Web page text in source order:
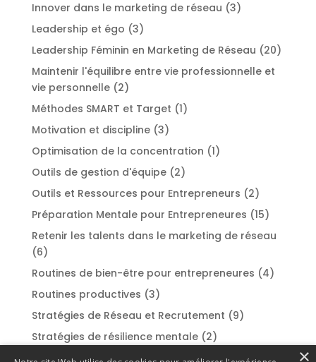
Innover dans le marketing de réseau (3)
Leadership et égo (3)
Leadership Féminin en Marketing de Réseau (20)
Maintenir l'équilibre entre vie professionnelle et
vie personnelle(2)
Méthodes SMART et Target (1)
Motivation et discipline(3)
Optimisation de la concentration (1)
Outils de gestion d'équipe(2)
Outils et Ressources pour Entrepreneurs (2)
Préparation Mentale pour Entrepreneures (15)
Retenir les talents dans le marketing de réseau
(6)
Routines de bien-être pour entrepreneures (4)
Routines productives (3)
Stratégies de Réseau et Recrutement (9)
Stratégies de résilience mentale(2)
Styles de leadership(2) ×